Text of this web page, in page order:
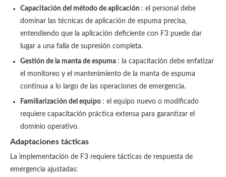
Capacitación del método de aplicación : el personal debe
dominar las técnicas de aplicación de espuma precisa,
entendiendo que la aplicación deficiente con F3 puede dar
lugar a una falla de supresión completa.
Gestión de la manta de espuma : la capacitación debe enfatizar
el monitoreo y el mantenimiento de la manta de espuma
continua a lo largo de las operaciones de emergencia.
Familiarización del equipo : el equipo nuevo o modificado
requiere capacitación práctica extensa para garantizar el
dominio operativo.
Adaptaciones tácticas
La implementación de F3 requiere tácticas de respuesta de
emergencia ajustadas: